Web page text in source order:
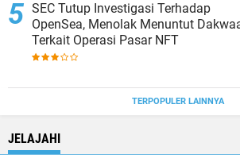
SEC Tutup Investigasi Terhadap
OpenSea, Menolak Menuntut
Terkait Operasi Pasar NFT
TERPOPULER LAINNYA
JELAJAHI